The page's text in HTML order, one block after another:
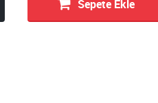
Sepete Ekle